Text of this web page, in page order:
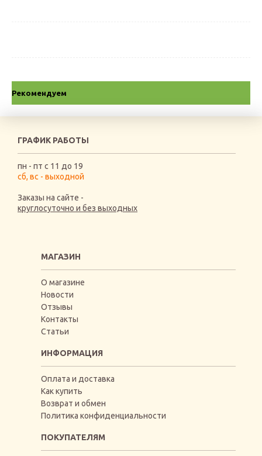
Рекомендуем
ГРАФИК РАБОТЫ
пн - пт с 11 до 19
сб, вс - выходной
Заказы на сайте -
круглосуточно и без выходных
МАГАЗИН
О магазине
Новости
Отзывы
Контакты
Статьи
ИНФОРМАЦИЯ
Оплата и доставка
Как купить
Возврат и обмен
Политика конфиденциальности
ПОКУПАТЕЛЯМ